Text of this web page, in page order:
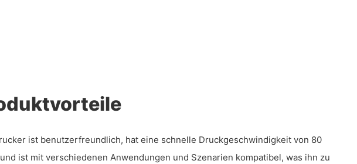
ist benutzerfreundlich, hat eine schnelle Druckgeschwindigkeit von 80
ist mit verschiedenen Anwendungen und Szenarien kompatibel, was ihn zu